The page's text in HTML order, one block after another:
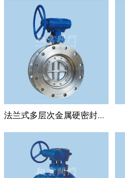
法兰式多层次金属硬密封蝶阀